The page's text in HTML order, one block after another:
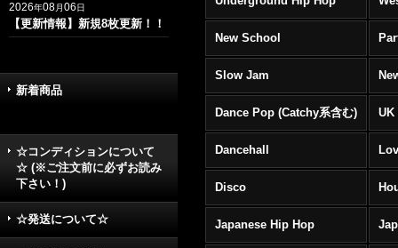
2026年08月06日
【更新情報】新規8枚更新！！
新着商品
☆コンディションについて
☆ (※ご注文前に必ずお読み
下さい！)
☆発送について☆
New School
Slow Jam
Dance Pop (Catchy系含む) UK
Dancehall
Disco
Japanese Hip Hop